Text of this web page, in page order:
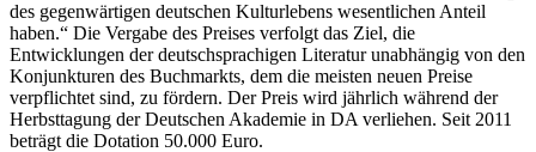
des gegenwärtigen deutschen Kulturlebens wesentlichen Anteil
haben.“ Die Vergabe des Preises verfolgt das Ziel, die
Entwicklungen der deutschsprachigen Literatur unabhängig von den
Konjunkturen des Buchmarkts, dem die meisten neuen Preise
verpflichtet sind, zu fördern. Der Preis wird jährlich während der
Herbsttagung der Deutschen Akademie in DA verliehen. Seit 2011
beträgt die Dotation 50.000 Euro.